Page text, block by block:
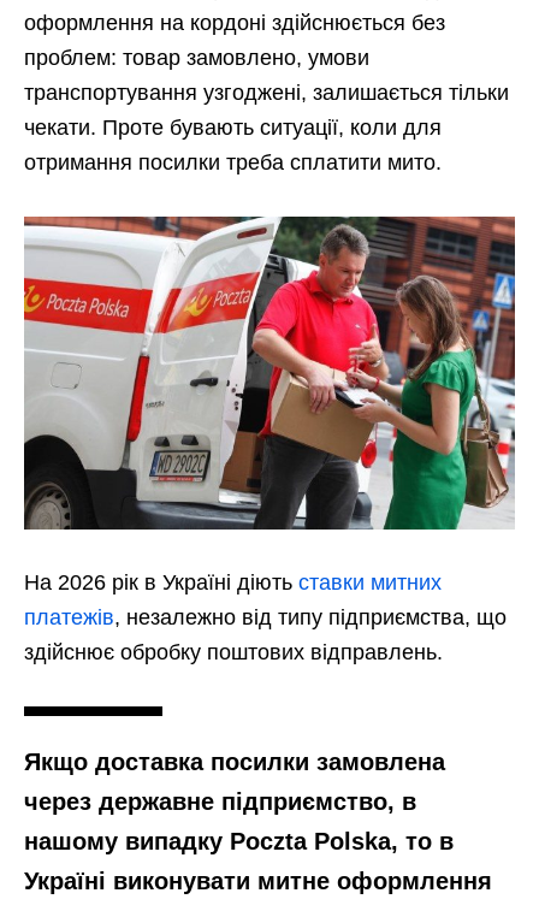
оформлення на кордоні здійснюється без
проблем: товар замовлено, умови
транспортування узгоджені, залишається тільки
чекати. Проте бувають ситуації, коли для
отримання посилки треба сплатити мито.
На 2026 рік в Україні діють ставки митних
платежів, незалежно від типу підприємства, що
здійснює обробку поштових відправлень.
Якщо доставка посилки замовлена
через державне підприємство, в
нашому випадку Poczta Polska, то в
Україні виконувати митне оформлення